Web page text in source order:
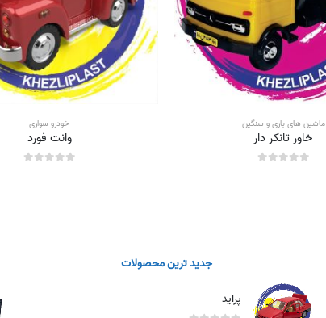
ماشین های باری و سنگین
خاور تانکر دار
خودرو سواری
وانت فورد
جدید ترین محصولات
پراید